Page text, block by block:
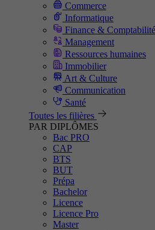
Commerce
Informatique
Finance & Comptabilité
Management
Ressources humaines
Immobilier
Art & Culture
Communication
Santé
Toutes les filières
PAR DIPLÔMES
Bac PRO
CAP
BTS
BUT
Prépa
Bachelor
Licence
Licence Pro
Master